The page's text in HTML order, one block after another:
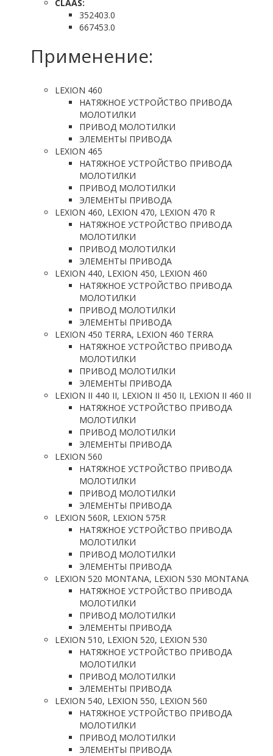
CLAAS:
352403.0
667453.0
Применение:
LEXION 460
НАТЯЖНОЕ УСТРОЙСТВО ПРИВОДА
МОЛОТИЛКИ
ПРИВОД МОЛОТИЛКИ
ЭЛЕМЕНТЫ ПРИВОДА
LEXION 465
НАТЯЖНОЕ УСТРОЙСТВО ПРИВОДА
МОЛОТИЛКИ
ПРИВОД МОЛОТИЛКИ
ЭЛЕМЕНТЫ ПРИВОДА
LEXION 460, LEXION 470, LEXION 470 R
НАТЯЖНОЕ УСТРОЙСТВО ПРИВОДА
МОЛОТИЛКИ
ПРИВОД МОЛОТИЛКИ
ЭЛЕМЕНТЫ ПРИВОДА
LEXION 440, LEXION 450, LEXION 460
НАТЯЖНОЕ УСТРОЙСТВО ПРИВОДА
МОЛОТИЛКИ
ПРИВОД МОЛОТИЛКИ
ЭЛЕМЕНТЫ ПРИВОДА
LEXION 450 TERRA, LEXION 460 TERRA
НАТЯЖНОЕ УСТРОЙСТВО ПРИВОДА
МОЛОТИЛКИ
ПРИВОД МОЛОТИЛКИ
ЭЛЕМЕНТЫ ПРИВОДА
LEXION II 440 II, LEXION II 450 II, LEXION II 460 II
НАТЯЖНОЕ УСТРОЙСТВО ПРИВОДА
МОЛОТИЛКИ
ПРИВОД МОЛОТИЛКИ
ЭЛЕМЕНТЫ ПРИВОДА
LEXION 560
НАТЯЖНОЕ УСТРОЙСТВО ПРИВОДА
МОЛОТИЛКИ
ПРИВОД МОЛОТИЛКИ
ЭЛЕМЕНТЫ ПРИВОДА
LEXION 560R, LEXION 575R
НАТЯЖНОЕ УСТРОЙСТВО ПРИВОДА
МОЛОТИЛКИ
ПРИВОД МОЛОТИЛКИ
ЭЛЕМЕНТЫ ПРИВОДА
LEXION 520 MONTANA, LEXION 530 MONTANA
НАТЯЖНОЕ УСТРОЙСТВО ПРИВОДА
МОЛОТИЛКИ
ПРИВОД МОЛОТИЛКИ
ЭЛЕМЕНТЫ ПРИВОДА
LEXION 510, LEXION 520, LEXION 530
НАТЯЖНОЕ УСТРОЙСТВО ПРИВОДА
МОЛОТИЛКИ
ПРИВОД МОЛОТИЛКИ
ЭЛЕМЕНТЫ ПРИВОДА
LEXION 540, LEXION 550, LEXION 560
НАТЯЖНОЕ УСТРОЙСТВО ПРИВОДА
МОЛОТИЛКИ
ПРИВОД МОЛОТИЛКИ
ЭЛЕМЕНТЫ ПРИВОДА